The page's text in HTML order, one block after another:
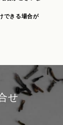
できる場合が
せ